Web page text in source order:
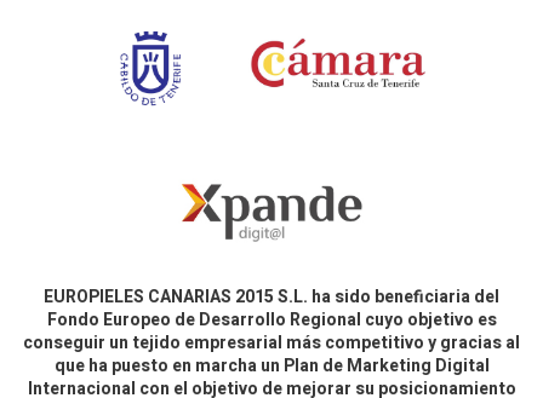
EUROPIELES CANARIAS 2015 S.L. ha sido beneficiaria del
Fondo Europeo de Desarrollo Regional cuyo objetivo es
conseguir un tejido empresarial más competitivo y gracias al
que ha puesto en marcha un Plan de Marketing Digital
Internacional con el objetivo de mejorar su posicionamiento